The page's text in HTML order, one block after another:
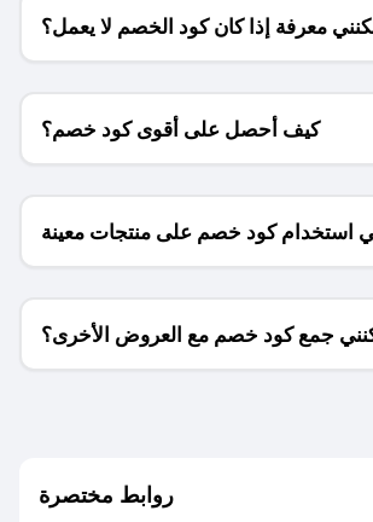
معرفة إذا كان كود الخصم لا يعمل؟
كيف أحصل على أقوى كود خصم؟
استخدام كود خصم على منتجات معينة
فقط؟
جمع كود خصم مع العروض الأخرى؟
روابط مختصرة